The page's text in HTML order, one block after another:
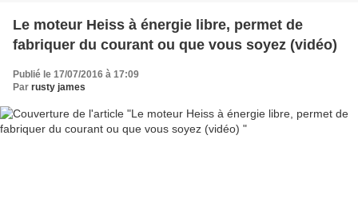
Le moteur Heiss à énergie libre, permet de
fabriquer du courant ou que vous soyez (vidéo)
Publié le 17/07/2016 à 17:09
Par rusty james